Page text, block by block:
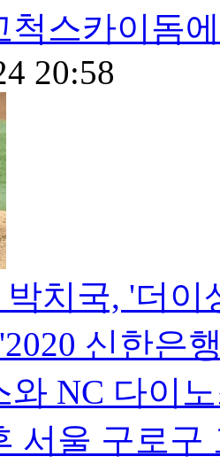
척스카이돔
20:58
치국, '더이
신한은
와 NC 다이
서울 구로